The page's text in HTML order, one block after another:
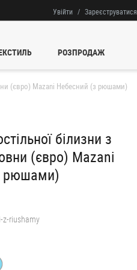
Увійти / Зареєструватися
РОЗПРОДАЖ
(євро) Mazani Небесний (з рюшами)
білизни з
(євро) Mazani
рюшами)
z-riushamy